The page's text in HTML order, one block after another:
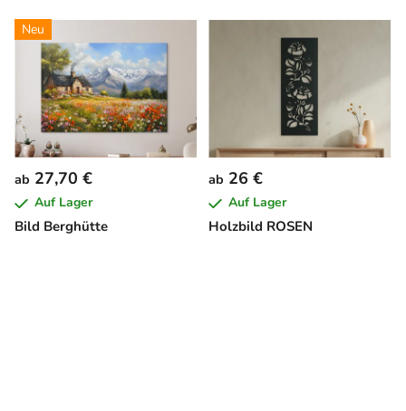
Neu
Bild Berghütte
ab 27,70 €
Auf Lager
Holzbild ROSEN
ab 26 €
Auf Lager